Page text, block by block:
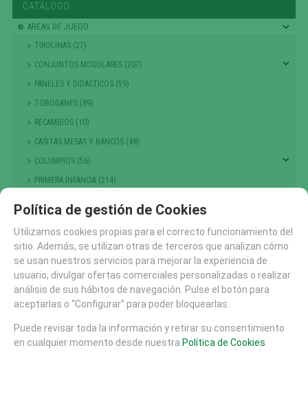
CATÁLOGO
AREAS DE JUEGO
TIROLINAS (27)
CONJUNTOS MODULARES (207)
PANELES Y DIDACTICOS (59)
TOBOGANES (89)
RECAMBIOS (10)
CASITAS MESAS Y BANCOS (48)
COLUMPIOS (56)
PRIMERA INFANCIA (214)
ESCALADA , TREPA Y EQUILIBRIO (301)
CIRCUITOS COMPACTOS TREPADORES (27)
CIRCUITOS COMPLETOS DE EQUILIBRIO (39)
CONJUNTO TORRES CON TREPADORES (68)
ELEMENTOS SINGULARES DE EQUILIBRIO (40)
PASARELAS COLGANTES EQUILIBRIO (91)
REDES HORIZONTALES COMBINADAS (24)
REDES PANELES VERTICALES (33)
Política de gestión de Cookies
Utilizamos cookies propias para el correcto funcionamiento del
sitio. Además, se utilizan otras de terceros que analizan cómo
se usan nuestros servicios para mejorar la experiencia de
usuario, divulgar ofertas comerciales personalizadas o realizar
análisis de sus hábitos de navegación. Pulse el botón para
aceptarlas o “Configurar” para poder bloquearlas.
Puede revisar toda la información y retirar su consentimiento
en cualquier momento desde nuestra Política de Cookies